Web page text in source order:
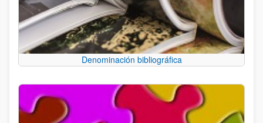
Denominación bibliográfica